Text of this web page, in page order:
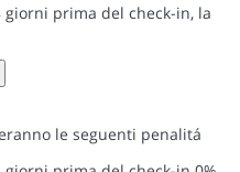
prima del check-in, la
le seguenti penalitá